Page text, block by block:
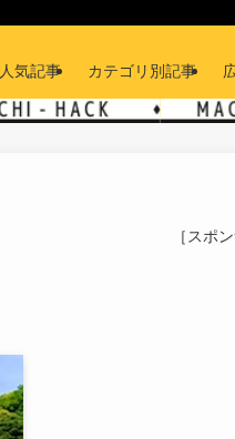
人気記事 カテゴリ別記事
［スポ